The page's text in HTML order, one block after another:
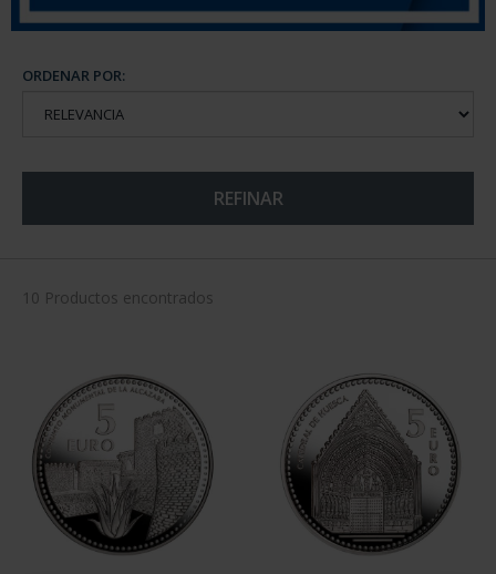
ORDENAR POR:
REFINAR
10 Productos encontrados